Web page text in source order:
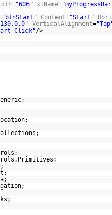
="606" x:Name=
"btnStart" Content="Start"
VerticalAlignment=
/>